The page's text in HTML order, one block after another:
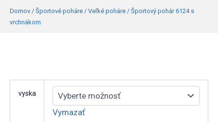
Domov / Športové poháre / Veľké poháre / Športový pohár 6124 s
vrchnákom
vyska
Vymazať